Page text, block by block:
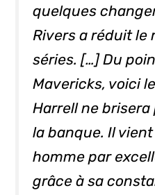
quelques
Rivers a réduit le
séries. […] Du
Mavericks, voici
Harrell ne
la banque. Il
homme par
grâce à sa